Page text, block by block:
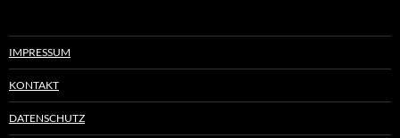
IMPRESSUM
KONTAKT
DATENSCHUTZ